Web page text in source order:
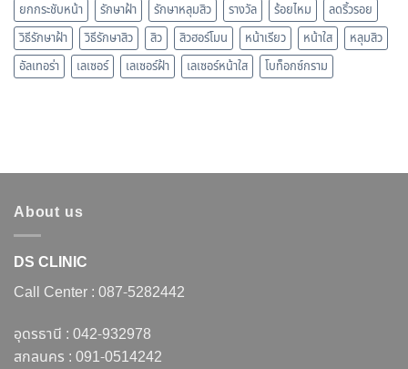
ยกกระชับหน้า
รักษาฝ้า รักษาหลุมสิว รางวัล ร้อยไหม
ลดริ้วรอย
วิธีรักษาฝ้า
วิธีรักษาสิว สิว สิวฮอร์โมน หน้าเรียว หน้าใส
หลุมสิว
อัลเทอร่า
เลเซอร์ เลเซอร์ฝ้า เลเซอร์หน้าใส โบท็อกซ์กราม
About us
DS CLINIC
Call Center : 087-5282442
อุดรธานี : 042-932978
สกลนคร : 091-0514242